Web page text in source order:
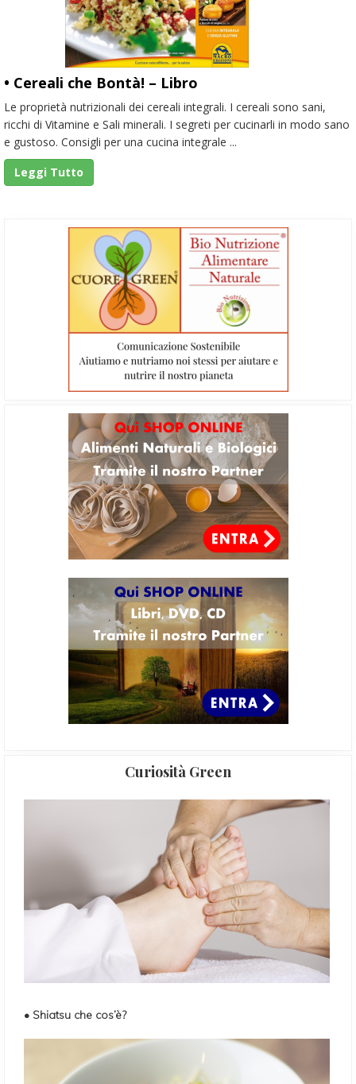
• Cereali che Bontà! – Libro
Le proprietà nutrizionali dei cereali integrali. I cereali sono sani,
ricchi di Vitamine e Sali minerali. I segreti per cucinarli in modo sano
e gustoso. Consigli per una cucina integrale ...
Leggi Tutto
Barra
laterale
primaria
Curiosità Green
• Shiatsu che cos’è?